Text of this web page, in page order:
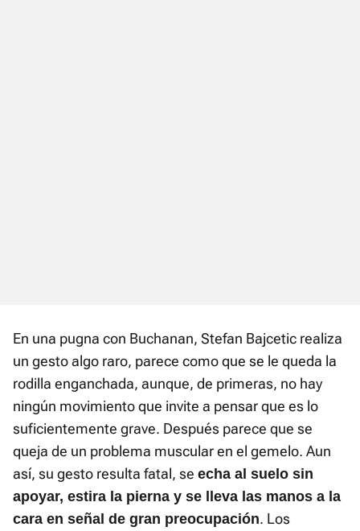
En una pugna con Buchanan, Stefan Bajcetic realiza
un gesto algo raro, parece como que se le queda la
rodilla enganchada, aunque, de primeras, no hay
ningún movimiento que invite a pensar que es lo
suficientemente grave. Después parece que se
queja de un problema muscular en el gemelo. Aun
así, su gesto resulta fatal, se echa al suelo sin
apoyar, estira la pierna y se lleva las manos a la
cara en señal de gran preocupación. Los